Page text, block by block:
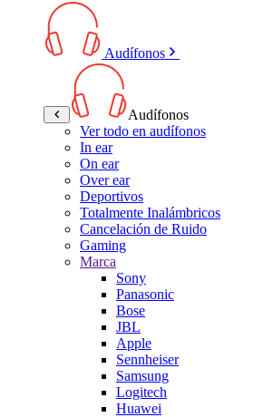
Audífonos
Audífonos
Ver todo en audífonos
In ear
On ear
Over ear
Deportivos
Totalmente Inalámbricos
Cancelación de Ruido
Gaming
Marca
Sony
Panasonic
Bose
JBL
Apple
Sennheiser
Samsung
Logitech
Huawei